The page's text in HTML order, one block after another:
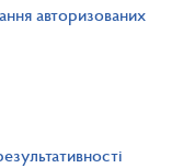
авторизованих